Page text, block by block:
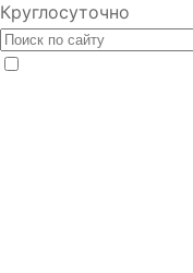
Круглосуточно